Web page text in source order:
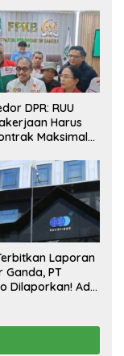
DPR: RUU
Harus
Maksimal
KHL
Laporan
Ganda, PT
Dilaporkan! Ada